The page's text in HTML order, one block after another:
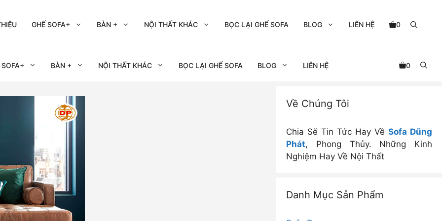
GHẾ SOFA+ BÀN + NỘI THẤT KHÁC BỌC LẠI GHẾ SOFA BLOG LIÊN HỆ 0
SOFA+ BÀN + NỘI THẤT KHÁC BỌC LẠI GHẾ SOFA BLOG LIÊN HỆ 0
Về Chúng Tôi
Chia Sẽ Tin Tức Hay Về Sofa Dũng
Phát, Phong Thủy. Những Kinh
Nghiệm Hay Về Nội Thất
Danh Mục Sản Phẩm